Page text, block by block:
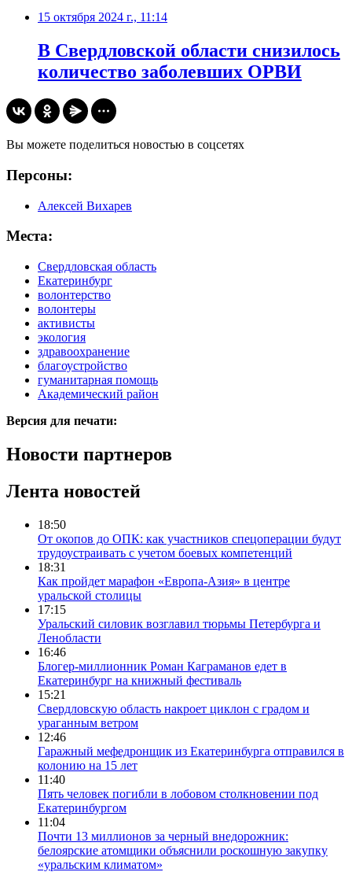
15 октября 2024 г., 11:14
В Свердловской области снизилось
количество заболевших ОРВИ
Вы можете поделиться новостью в соцсетях
Персоны:
Алексей Вихарев
Места:
Свердловская область
Екатеринбург
волонтерство
волонтеры
активисты
экология
здравоохранение
благоустройство
гуманитарная помощь
Академический район
Версия для печати:
Новости партнеров
Лента новостей
18:50
От окопов до ОПК: как участников спецоперации будут
трудоустраивать с учетом боевых компетенций
18:31
Как пройдет марафон «Европа-Азия» в центре
уральской столицы
17:15
Уральский силовик возглавил тюрьмы Петербурга и
Ленобласти
16:46
Блогер-миллионник Роман Каграманов едет в
Екатеринбург на книжный фестиваль
15:21
Свердловскую область накроет циклон с градом и
ураганным ветром
12:46
Гаражный мефедронщик из Екатеринбурга отправился в
колонию на 15 лет
11:40
Пять человек погибли в лобовом столкновении под
Екатеринбургом
11:04
Почти 13 миллионов за черный внедорожник:
белоярские атомщики объяснили роскошную закупку
«уральским климатом»